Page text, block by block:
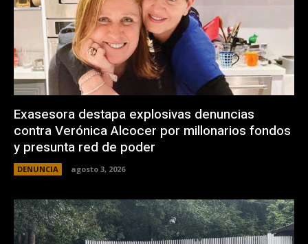
Exasesora destapa explosivas denuncias
contra Verónica Alcocer por millonarios fondos
y presunta red de poder
DENUNCIA agosto 3, 2026